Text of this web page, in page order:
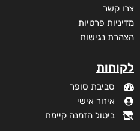
צרו קשר
מדיניות פרטיות
הצהרת נגישות
לקוחות
סביבת סופר
איזור אישי
ביטול הזמנה קיימת